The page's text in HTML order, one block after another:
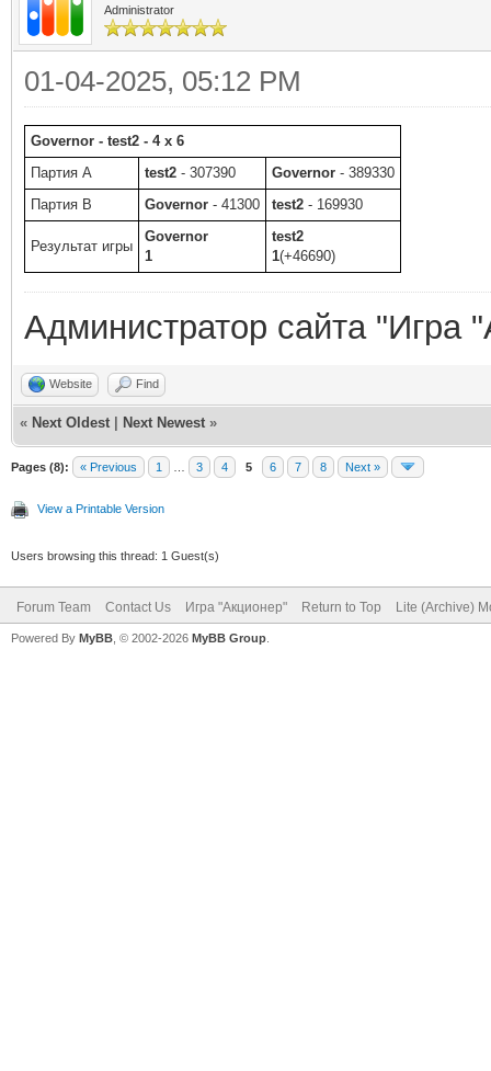
Administrator
01-04-2025, 05:12 PM
Governor - test2 - 4 x 6
Партия A
test2 - 307390 Governor - 389330
Партия B
Governor - 41300 test2 - 169930
Результат игры
Governor
1
test2
1(+46690)
Администратор сайта "Игра
Website Find
« Next Oldest Next Newest »
Pages (8): « Previous 1 3 4 5 6 7 8 Next »
View a Printable Version
Users browsing this thread: 1 Guest(s)
Forum Team Contact Us Игра "Акционер" Return to Top Lite (Archive)
Powered By MyBB , © 2002-2026 MyBB Group